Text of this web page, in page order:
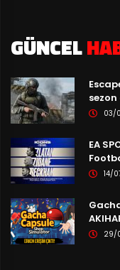
GÜNCEL
03/
EA
14/
29/